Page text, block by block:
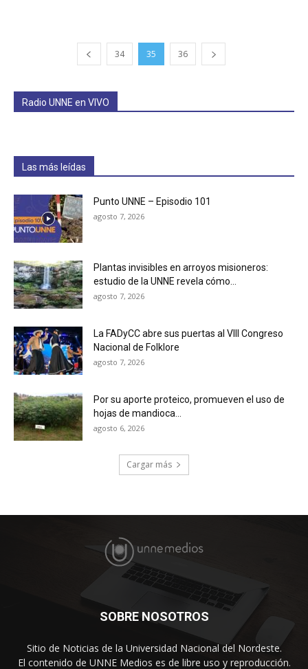
34 35 36
Radio UNNE en VIVO
Las más leídas
Punto UNNE – Episodio 101
agosto 7, 2026
Plantas invisibles en arroyos misioneros:
estudio de la UNNE revela cómo...
agosto 7, 2026
La FADyCC abre sus puertas al VIII Congreso
Nacional de Folklore
agosto 7, 2026
Por su aporte proteico, promueven el uso de
hojas de mandioca...
agosto 6, 2026
Cargar más
SOBRE NOSOTROS
Sitio de Noticias de la Universidad Nacional del Nordeste.
El contenido de UNNE Medios es de libre uso y reproducción.